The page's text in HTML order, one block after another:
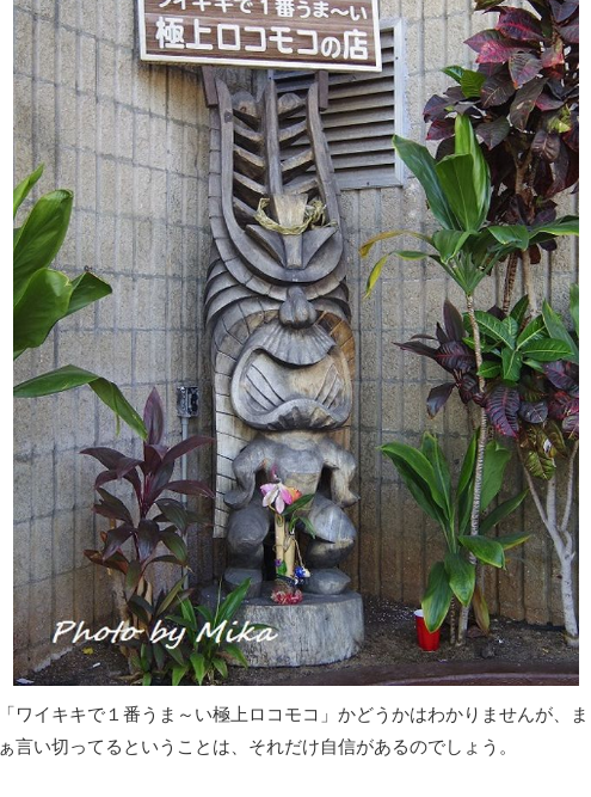
「ワイキキで１番うま～い極上ロコモコ」かどうかはわかりませんが、ま
ぁ言い切ってるということは、それだけ自信があるのでしょう。